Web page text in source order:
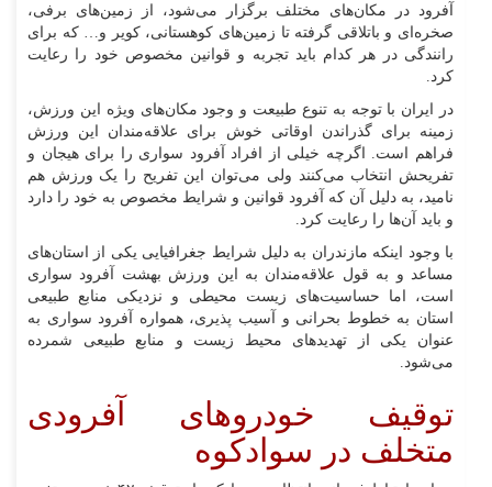
آفرود در مکان‌های مختلف برگزار می‌شود، از زمین‌های برفی،
صخره‌ای و باتلاقی گرفته تا زمین‌های کوهستانی، کویر و… که برای
رانندگی در هر کدام باید تجربه و قوانین مخصوص خود را رعایت
کرد.
در ایران با توجه به تنوع طبیعت و وجود مکان‌های ویژه این ورزش،
زمینه برای گذراندن اوقاتی خوش برای علاقه‌مندان این ورزش
فراهم است. اگرچه خیلی از افراد آفرود سواری را برای هیجان و
تفریحش انتخاب می‌کنند ولی می‌توان این تفریح را یک ورزش هم
نامید، به دلیل آن که آفرود قوانین و شرایط مخصوص به خود را دارد
و باید آن‌ها را رعایت کرد.
با وجود اینکه مازندران به دلیل شرایط جغرافیایی یکی از استان‌های
مساعد و به قول علاقه‌مندان به این ورزش بهشت آفرود سواری
است، اما حساسیت‌های زیست محیطی و نزدیکی منابع طبیعی
استان به خطوط بحرانی و آسیب پذیری، همواره آفرود سواری به
عنوان یکی از تهدید‌های محیط زیست و منابع طبیعی شمرده
می‌شود.
توقیف خودرو‌های آفرودی
متخلف در سوادکوه